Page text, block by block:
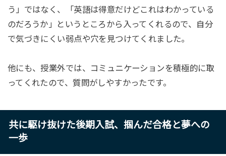
う」ではなく、「英語は得意だけどこれはわかっている
のだろうか」というところから入ってくれるので、自分
で気づきにくい弱点や穴を見つけてくれました。
他にも、授業外では、コミュニケーションを積極的に取
ってくれたので、質問がしやすかったです。
共に駆け抜けた後期入試、掴んだ合格と夢への
一歩